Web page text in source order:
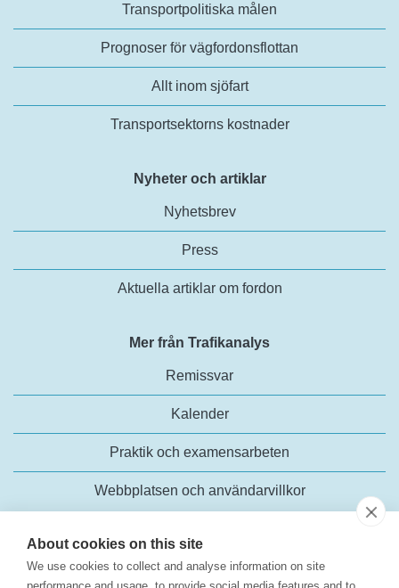
About cookies on this site
We use cookies to collect and analyse information on site
Transportpolitiska målen
Prognoser för vägfordonsflottan
Allt inom sjöfart
Transportsektorns kostnader
Nyheter och artiklar
Nyhetsbrev
Press
Aktuella artiklar om fordon
Mer från Trafikanalys
Remissvar
Kalender
Praktik och examensarbeten
Webbplatsen och användarvillkor